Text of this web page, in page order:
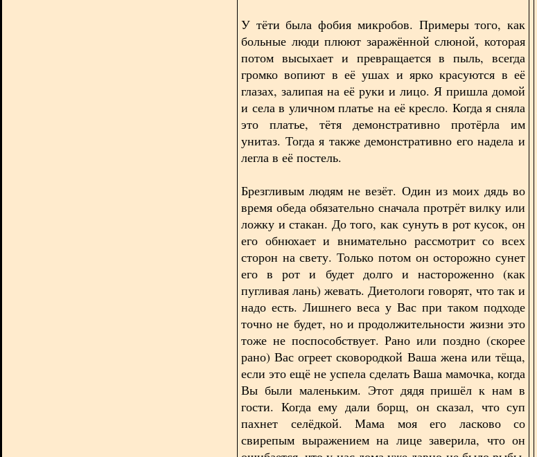
У тёти была фобия микробов. Примеры того, как
больные люди плюют заражённой слюной, которая
потом высыхает и превращается в пыль, всегда
громко вопиют в её ушах и ярко красуются в её
глазах, залипая на её руки и лицо. Я пришла домой
и села в уличном платье на её кресло. Когда я сняла
это платье, тётя демонстративно протёрла им
унитаз. Тогда я также демонстративно его надела и
легла в её постель.
Брезгливым людям не везёт. Один из моих дядь во
время обеда обязательно сначала протрёт вилку или
ложку и стакан. До того, как сунуть в рот кусок, он
его обнюхает и внимательно рассмотрит со всех
сторон на свету. Только потом он осторожно сунет
его в рот и будет долго и настороженно (как
пугливая лань) жевать. Диетологи говорят, что так и
надо есть. Лишнего веса у Вас при таком подходе
точно не будет, но и продолжительности жизни это
тоже не поспособствует. Рано или поздно (скорее
рано) Вас огреет сковородкой Ваша жена или тёща,
если это ещё не успела сделать Ваша мамочка, когда
Вы были маленьким. Этот дядя пришёл к нам в
гости. Когда ему дали борщ, он сказал, что суп
пахнет селёдкой. Мама моя его ласково со
свирепым выражением на лице заверила, что он